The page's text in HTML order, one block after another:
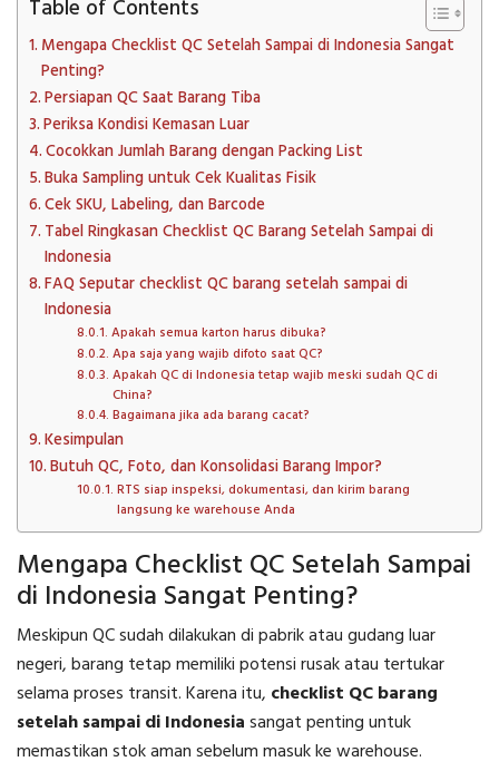
Table of Contents
Mengapa Checklist QC Setelah Sampai di Indonesia Sangat
Penting?
Persiapan QC Saat Barang Tiba
Periksa Kondisi Kemasan Luar
Cocokkan Jumlah Barang dengan Packing List
Buka Sampling untuk Cek Kualitas Fisik
Cek SKU, Labeling, dan Barcode
Tabel Ringkasan Checklist QC Barang Setelah Sampai di
Indonesia
FAQ Seputar checklist QC barang setelah sampai di
Indonesia
Apakah semua karton harus dibuka?
Apa saja yang wajib difoto saat QC?
Apakah QC di Indonesia tetap wajib meski sudah QC di
China?
Bagaimana jika ada barang cacat?
Kesimpulan
Butuh QC, Foto, dan Konsolidasi Barang Impor?
RTS siap inspeksi, dokumentasi, dan kirim barang
langsung ke warehouse Anda
Mengapa Checklist QC Setelah Sampai
di Indonesia Sangat Penting?
Meskipun QC sudah dilakukan di pabrik atau gudang luar
negeri, barang tetap memiliki potensi rusak atau tertukar
selama proses transit. Karena itu, checklist QC barang
setelah sampai di Indonesiasangat penting untuk
memastikan stok aman sebelum masuk ke warehouse.